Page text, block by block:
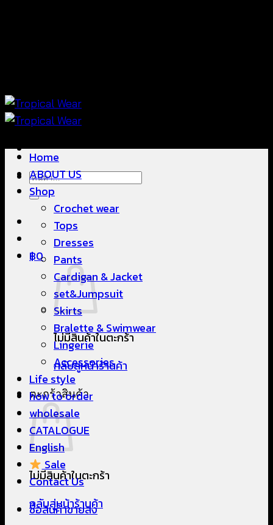
ค้นหา:
฿0
ไม่มีสินค้าในตะกร้า
กลับสู่หน้าร้านค้า
ตะกร้าสินค้า
ไม่มีสินค้าในตะกร้า
กลับสู่หน้าร้านค้า
Home
ABOUT US
Shop
Crochet wear
Tops
Dresses
Pants
Cardigan & Jacket
set&Jumpsuit
Skirts
Bralette & Swimwear
Lingerie
Accessories
Life style
how to order
wholesale
CATALOGUE
English
Sale
Contact Us
ซื้อสินค้าขายส่ง